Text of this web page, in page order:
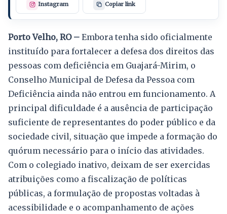
Instagram Copiar link
Porto Velho, RO – Embora tenha sido oficialmente
instituído para fortalecer a defesa dos direitos das
pessoas com deficiência em Guajará-Mirim, o
Conselho Municipal de Defesa da Pessoa com
Deficiência ainda não entrou em funcionamento. A
principal dificuldade é a ausência de participação
suficiente de representantes do poder público e da
sociedade civil, situação que impede a formação do
quórum necessário para o início das atividades.
Com o colegiado inativo, deixam de ser exercidas
atribuições como a fiscalização de políticas
públicas, a formulação de propostas voltadas à
acessibilidade e o acompanhamento de ações